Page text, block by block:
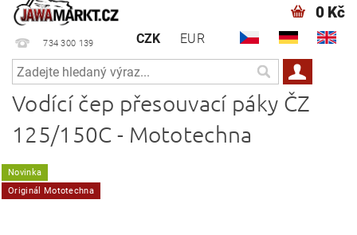
734 300 139 CZK EUR
0 Kč
Vodící čep přesouvací páky ČZ
125/150C - Mototechna
Novinka
Originál Mototechna